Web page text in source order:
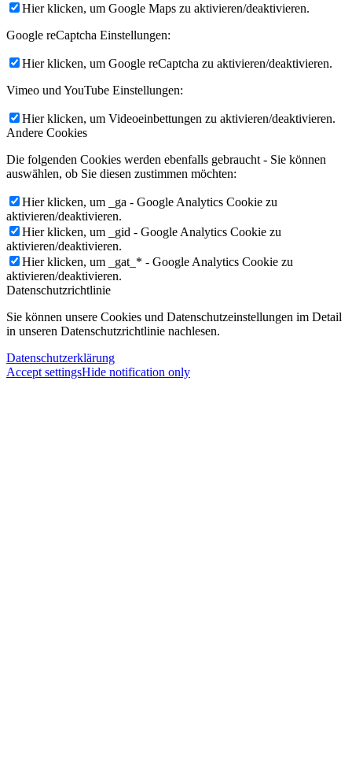
Hier klicken, um Google Maps zu aktivieren/deaktivieren.
Google reCaptcha Einstellungen:
Hier klicken, um Google reCaptcha zu aktivieren/deaktivieren.
Vimeo und YouTube Einstellungen:
Hier klicken, um Videoeinbettungen zu aktivieren/deaktivieren.
Andere Cookies
Die folgenden Cookies werden ebenfalls gebraucht - Sie können
auswählen, ob Sie diesen zustimmen möchten:
Hier klicken, um _ga - Google Analytics Cookie zu
aktivieren/deaktivieren.
Hier klicken, um _gid - Google Analytics Cookie zu
aktivieren/deaktivieren.
Hier klicken, um _gat_* - Google Analytics Cookie zu
aktivieren/deaktivieren.
Datenschutzrichtlinie
Sie können unsere Cookies und Datenschutzeinstellungen im Detail
in unseren Datenschutzrichtlinie nachlesen.
Datenschutzerklärung
Accept settingsHide notification only